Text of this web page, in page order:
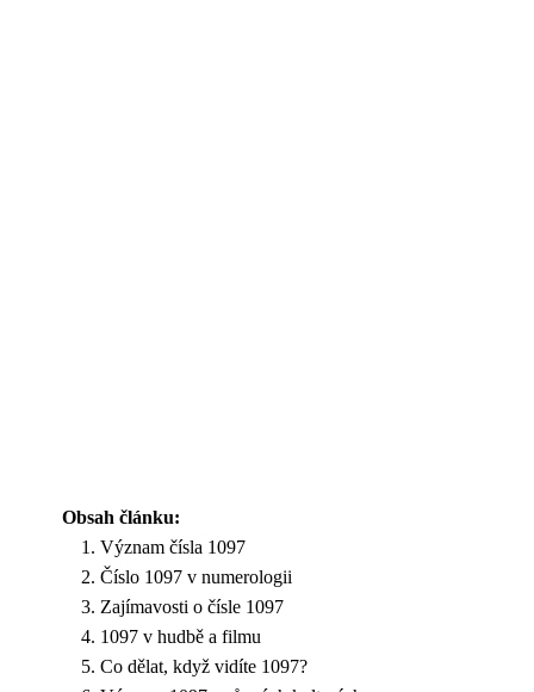
Obsah článku:
Význam čísla 1097
Číslo 1097 v numerologii
Zajímavosti o čísle 1097
1097 v hudbě a filmu
Co dělat, když vidíte 1097?